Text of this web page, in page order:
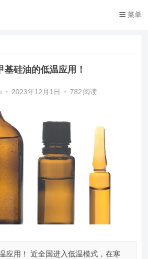
菜单
基硅油​的低温应用！
• 2023年12月1日 • 782 阅读
应用！ 近全国进入低温模式，在寒